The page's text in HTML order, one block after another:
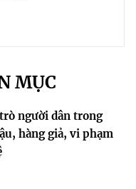
MỤC
người dân trong
hàng giả, vi phạm